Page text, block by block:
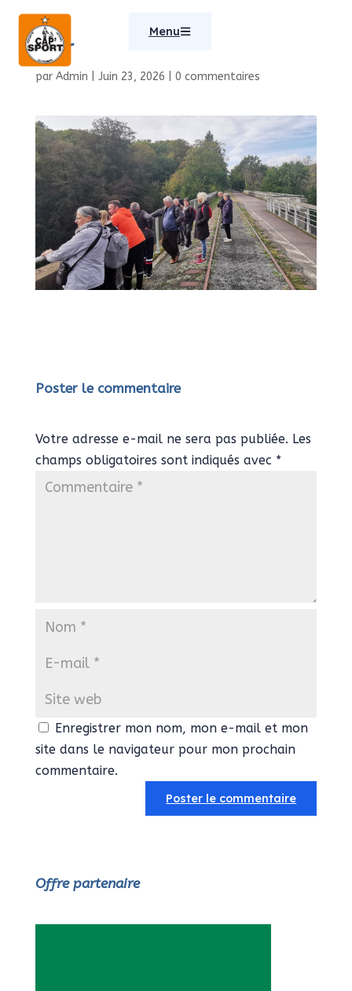
Menu
rhdr
par Admin Juin 23, 2026 0 commentaires
Poster le commentaire
Votre adresse e-mail ne sera pas publiée. Les
champs obligatoires sont indiqués avec *
Enregistrer mon nom, mon e-mail et mon
site dans le navigateur pour mon prochain
commentaire.
Offre partenaire